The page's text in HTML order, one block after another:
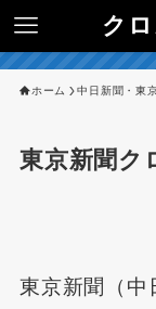
ク
ホーム 中日新聞・東
東京新聞ク
東京新聞（中